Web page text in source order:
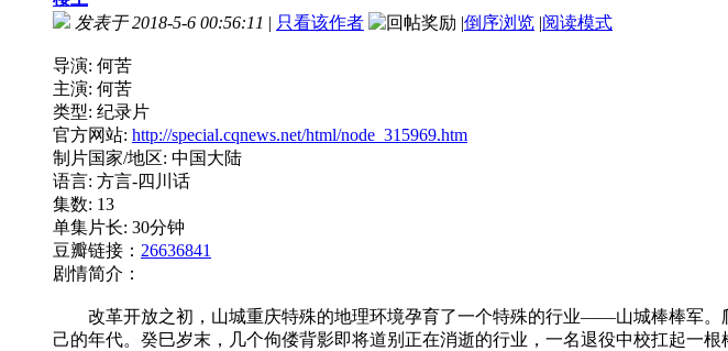
发表于 2018-5-6 00:56:11 | 只看该作者 |倒序浏览 |阅读模式
导演: 何苦
主演: 何苦
类型: 纪录片
官方网站: http://special.cqnews.net/html/node_315969.htm
制片国家/地区: 中国大陆
语言: 方言-四川话
集数: 13
单集片长: 30分钟
豆瓣链接： 26636841
剧情简介：
改革开放之初，山城重庆特殊的地理环境孕育了一个特殊的行业——山城棒棒军。
己的年代。癸巳岁末，几个佝偻背影即将道别正在消逝的行业，一名退役中校扛起